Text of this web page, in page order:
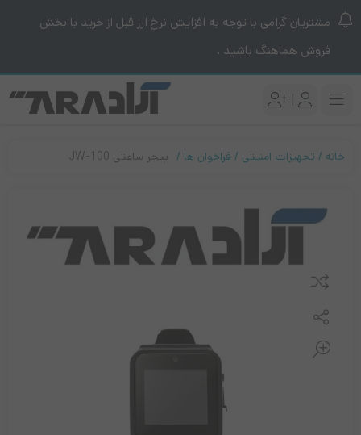
مشتریان گرامی با توجه به افزایش نرخ ارز قبل از خرید با بخش
فروش هماهنگ باشید .
|
خانه تجهیزات امنیتی فراخوان ها پیجر ساعتی JW-100